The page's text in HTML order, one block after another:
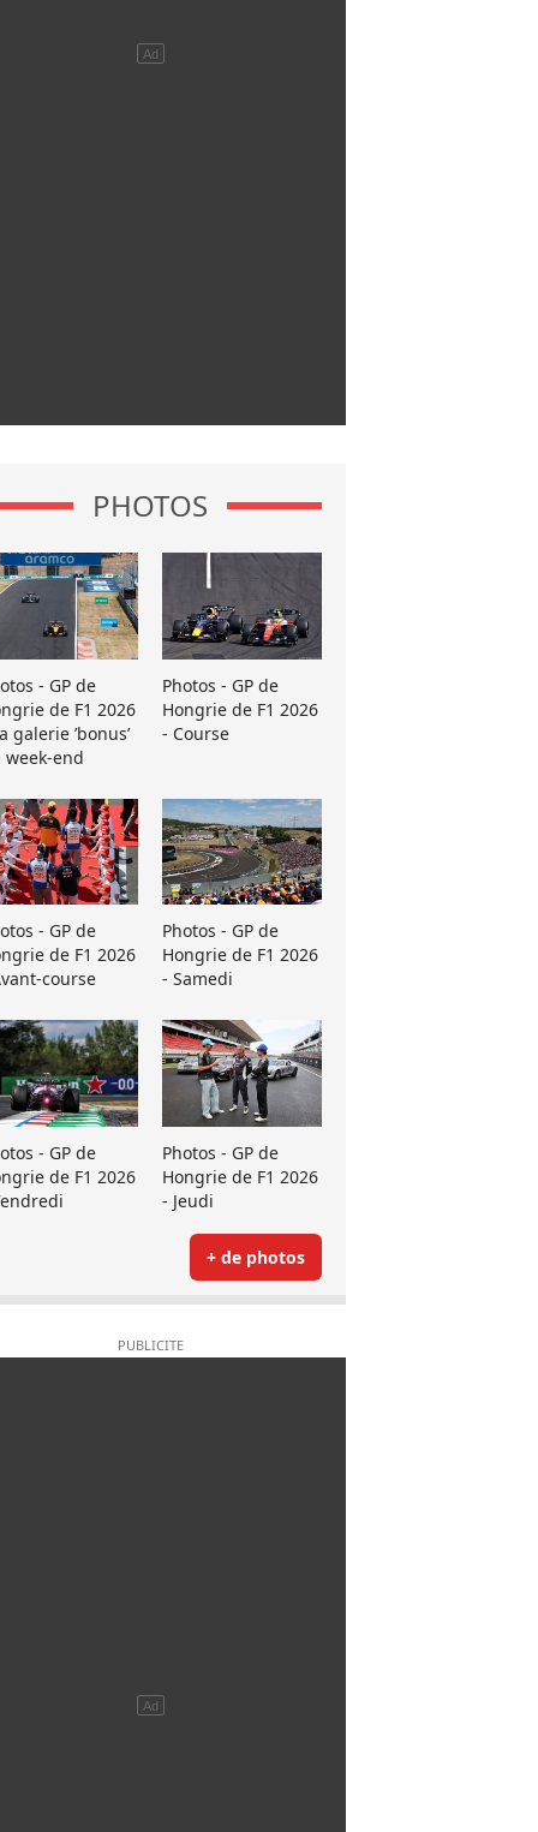
PHOTOS
- GP de
de F1 2026
galerie ’bonus’
week-end
Photos - GP de
Hongrie de F1 2026
- Course
- GP de
de F1 2026
course
Photos - GP de
Hongrie de F1 2026
- Samedi
- GP de
de F1 2026
Photos - GP de
Hongrie de F1 2026
- Jeudi
+ de photos